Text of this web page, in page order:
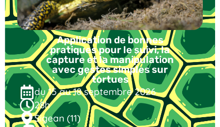
Application de bonnes
pratiques pour le suivi, la
capture et la manipulation
avec gestes simples sur
tortues
du 15 au 18 septembre 2026
28h
Sigean (11)